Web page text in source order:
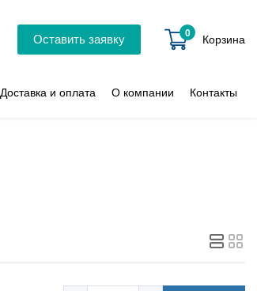
Оставить заявку 0 Корзина
Доставка и оплата О компании Контакты